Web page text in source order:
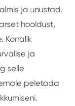
ja unustad.
hooldust,
Korralik
ja
selle
peletada